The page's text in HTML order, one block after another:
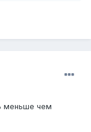
меньше чем